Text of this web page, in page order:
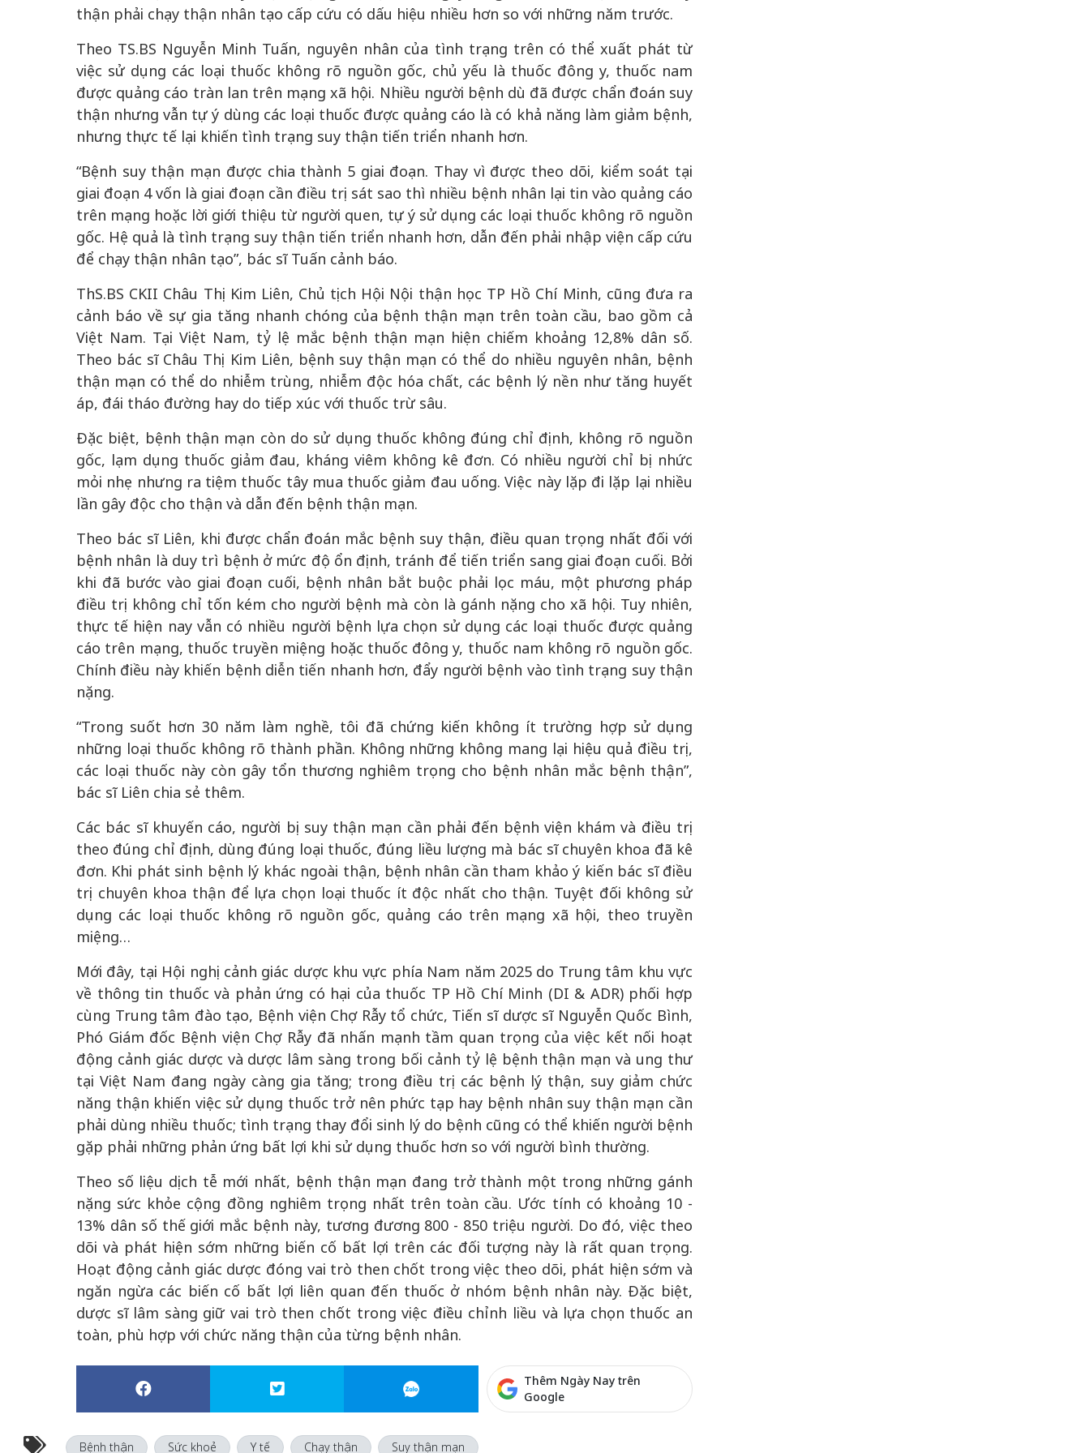
thận phải chạy thận nhân tạo cấp cứu có dấu hiệu nhiều hơn so với những năm trước.
Theo TS.BS Nguyễn Minh Tuấn, nguyên nhân của tình trạng trên có thể xuất phát từ
việc sử dụng các loại thuốc không rõ nguồn gốc, chủ yếu là thuốc đông y, thuốc nam
được quảng cáo tràn lan trên mạng xã hội. Nhiều người bệnh dù đã được chẩn đoán suy
thận nhưng vẫn tự ý dùng các loại thuốc được quảng cáo là có khả năng làm giảm bệnh,
nhưng thực tế lại khiến tình trạng suy thận tiến triển nhanh hơn.
“Bệnh suy thận mạn được chia thành 5 giai đoạn. Thay vì được theo dõi, kiểm soát tại
giai đoạn 4 vốn là giai đoạn cần điều trị sát sao thì nhiều bệnh nhân lại tin vào quảng cáo
trên mạng hoặc lời giới thiệu từ người quen, tự ý sử dụng các loại thuốc không rõ nguồn
gốc. Hệ quả là tình trạng suy thận tiến triển nhanh hơn, dẫn đến phải nhập viện cấp cứu
để chạy thận nhân tạo”, bác sĩ Tuấn cảnh báo.
ThS.BS CKII Châu Thị Kim Liên, Chủ tịch Hội Nội thận học TP Hồ Chí Minh, cũng đưa ra
cảnh báo về sự gia tăng nhanh chóng của bệnh thận mạn trên toàn cầu, bao gồm cả
Việt Nam. Tại Việt Nam, tỷ lệ mắc bệnh thận mạn hiện chiếm khoảng 12,8% dân số.
Theo bác sĩ Châu Thị Kim Liên, bệnh suy thận mạn có thể do nhiều nguyên nhân, bệnh
thận mạn có thể do nhiễm trùng, nhiễm độc hóa chất, các bệnh lý nền như tăng huyết
áp, đái tháo đường hay do tiếp xúc với thuốc trừ sâu.
Đặc biệt, bệnh thận mạn còn do sử dụng thuốc không đúng chỉ định, không rõ nguồn
gốc, lạm dụng thuốc giảm đau, kháng viêm không kê đơn. Có nhiều người chỉ bị nhức
mỏi nhẹ nhưng ra tiệm thuốc tây mua thuốc giảm đau uống. Việc này lặp đi lặp lại nhiều
lần gây độc cho thận và dẫn đến bệnh thận mạn.
Theo bác sĩ Liên, khi được chẩn đoán mắc bệnh suy thận, điều quan trọng nhất đối với
bệnh nhân là duy trì bệnh ở mức độ ổn định, tránh để tiến triển sang giai đoạn cuối. Bởi
khi đã bước vào giai đoạn cuối, bệnh nhân bắt buộc phải lọc máu, một phương pháp
điều trị không chỉ tốn kém cho người bệnh mà còn là gánh nặng cho xã hội. Tuy nhiên,
thực tế hiện nay vẫn có nhiều người bệnh lựa chọn sử dụng các loại thuốc được quảng
cáo trên mạng, thuốc truyền miệng hoặc thuốc đông y, thuốc nam không rõ nguồn gốc.
Chính điều này khiến bệnh diễn tiến nhanh hơn, đẩy người bệnh vào tình trạng suy thận
nặng.
“Trong suốt hơn 30 năm làm nghề, tôi đã chứng kiến không ít trường hợp sử dụng
những loại thuốc không rõ thành phần. Không những không mang lại hiệu quả điều trị,
các loại thuốc này còn gây tổn thương nghiêm trọng cho bệnh nhân mắc bệnh thận”,
bác sĩ Liên chia sẻ thêm.
Các bác sĩ khuyến cáo, người bị suy thận mạn cần phải đến bệnh viện khám và điều trị
theo đúng chỉ định, dùng đúng loại thuốc, đúng liều lượng mà bác sĩ chuyên khoa đã kê
đơn. Khi phát sinh bệnh lý khác ngoài thận, bệnh nhân cần tham khảo ý kiến bác sĩ điều
trị chuyên khoa thận để lựa chọn loại thuốc ít độc nhất cho thận. Tuyệt đối không sử
dụng các loại thuốc không rõ nguồn gốc, quảng cáo trên mạng xã hội, theo truyền
miệng…
Mới đây, tại Hội nghị cảnh giác dược khu vực phía Nam năm 2025 do Trung tâm khu vực
về thông tin thuốc và phản ứng có hại của thuốc TP Hồ Chí Minh (DI & ADR) phối hợp
cùng Trung tâm đào tạo, Bệnh viện Chợ Rẫy tổ chức, Tiến sĩ dược sĩ Nguyễn Quốc Bình,
Phó Giám đốc Bệnh viện Chợ Rẫy đã nhấn mạnh tầm quan trọng của việc kết nối hoạt
động cảnh giác dược và dược lâm sàng trong bối cảnh tỷ lệ bệnh thận mạn và ung thư
tại Việt Nam đang ngày càng gia tăng; trong điều trị các bệnh lý thận, suy giảm chức
năng thận khiến việc sử dụng thuốc trở nên phức tạp hay bệnh nhân suy thận mạn cần
phải dùng nhiều thuốc; tình trạng thay đổi sinh lý do bệnh cũng có thể khiến người bệnh
gặp phải những phản ứng bất lợi khi sử dụng thuốc hơn so với người bình thường.
Theo số liệu dịch tễ mới nhất, bệnh thận mạn đang trở thành một trong những gánh
nặng sức khỏe cộng đồng nghiêm trọng nhất trên toàn cầu. Ước tính có khoảng 10 -
13% dân số thế giới mắc bệnh này, tương đương 800 - 850 triệu người. Do đó, việc theo
dõi và phát hiện sớm những biến cố bất lợi trên các đối tượng này là rất quan trọng.
Hoạt động cảnh giác dược đóng vai trò then chốt trong việc theo dõi, phát hiện sớm và
ngăn ngừa các biến cố bất lợi liên quan đến thuốc ở nhóm bệnh nhân này. Đặc biệt,
dược sĩ lâm sàng giữ vai trò then chốt trong việc điều chỉnh liều và lựa chọn thuốc an
toàn, phù hợp với chức năng thận của từng bệnh nhân.
Thêm Ngày Nay trên
Google
Bệnh thận Sức khoẻ Y tế Chạy thận Suy thận mạn